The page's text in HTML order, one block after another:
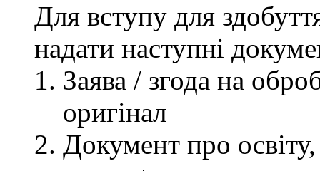
Для вступу для
надати наступні
Заява / згода на
оригінал
Документ про освіту,